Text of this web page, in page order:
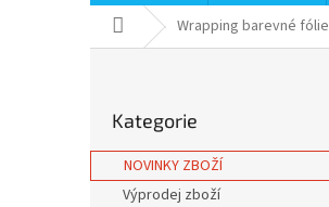
Domů Wrapping barevné fólie
r
a
kategorie
Kategorie
NOVINKY ZBOŽÍ
Výprodej zboží